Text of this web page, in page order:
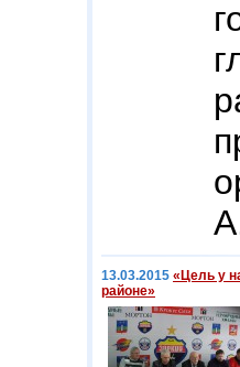
13.03.2015 «Цель у
районе»